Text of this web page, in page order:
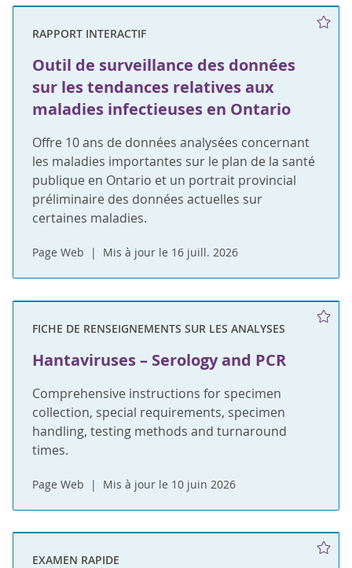
RAPPORT INTERACTIF
Outil de surveillance des données
sur les tendances relatives aux
maladies infectieuses en Ontario
Offre 10 ans de données analysées concernant
les maladies importantes sur le plan de la santé
publique en Ontario et un portrait provincial
préliminaire des données actuelles sur
certaines maladies.
Page Web Mis à jour le 16 juill. 2026
FICHE DE RENSEIGNEMENTS SUR LES ANALYSES
Hantaviruses – Serology and PCR
Comprehensive instructions for specimen
collection, special requirements, specimen
handling, testing methods and turnaround
times.
Page Web Mis à jour le 10 juin 2026
EXAMEN RAPIDE